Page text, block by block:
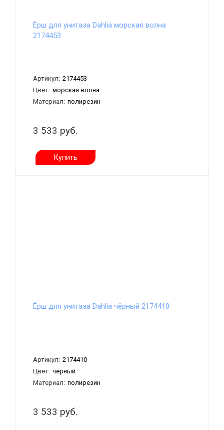
Ёрш для унитаза Dahlia морская волна
2174453
Артикул: 2174453
Цвет: морская волна
Материал: полирезин
3 533 руб.
Купить
Ёрш для унитаза Dahlia чёрный 2174410
Артикул: 2174410
Цвет: черный
Материал: полирезин
3 533 руб.